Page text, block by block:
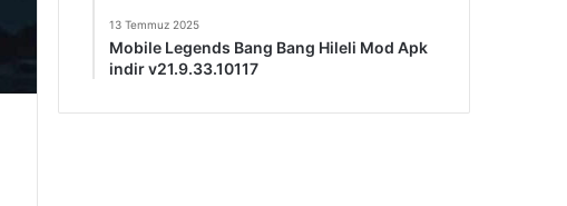
13 Temmuz 2025
Mobile Legends Bang Bang Hileli Mod Apk
indir v21.9.33.10117